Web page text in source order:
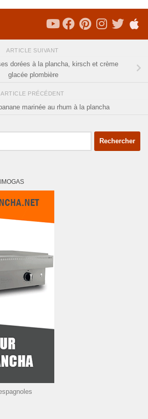
ARTICLE SUIVANT
dorées à la plancha, kirsch et crème
glacée plombière
ARTICLE PRÉCÉDENT
marinée au rhum à la plancha